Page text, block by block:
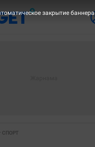
СПОРТ
закрытие баннера